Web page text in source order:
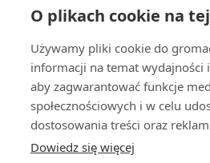
O plikach cookie na
Używamy pliki cookie do
informacji na temat wydajności
aby zagwarantować funkcje
społecznościowych i w celu
dostosowania treści oraz
Dowiedz się więcej
+48663483923
STRONY
PROGRAM
STANOWISKA